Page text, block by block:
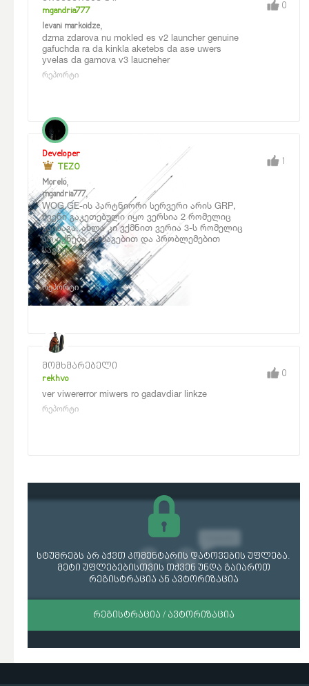
mgandria777
levani markoidze,
dzma zdarova nu mokled es v2 launcher genuine
gafuchda ra da kinkla aketebs da ase uwers
yvelas da gamova v3 laucneher
რეპორტი
0
Developer
TEZO
Morelo,
mgandria777,
WOG.GE-ის პარტნიორი სერვერი არის GRP,
ჩვენი გაკეთებული იყო ვერსია 2 რომელიც
გაიბაგა, ახლა კი ვქმნით ვერია 3-ს რომელიც
არ იქნება ამ ბაგებით და პრობლემებით
სავსე
რეპორტი
1
მომხმარებელი
rekhvo
ver viwererror miwers ro gadavdiar linkze
რეპორტი
0
სტუმრებს არ აქვთ კომენტარის დატოვების უფლება.
მეტი უფლებებისთვის თქვენ უნდა გაიაროთ
რეგისტრაცია ან ავტორიზაცია
ᲠᲔᲒᲘᲡᲢᲠᲐᲪᲘᲐ / ᲐᲕᲢᲝᲠᲘᲖᲐᲪᲘᲐ